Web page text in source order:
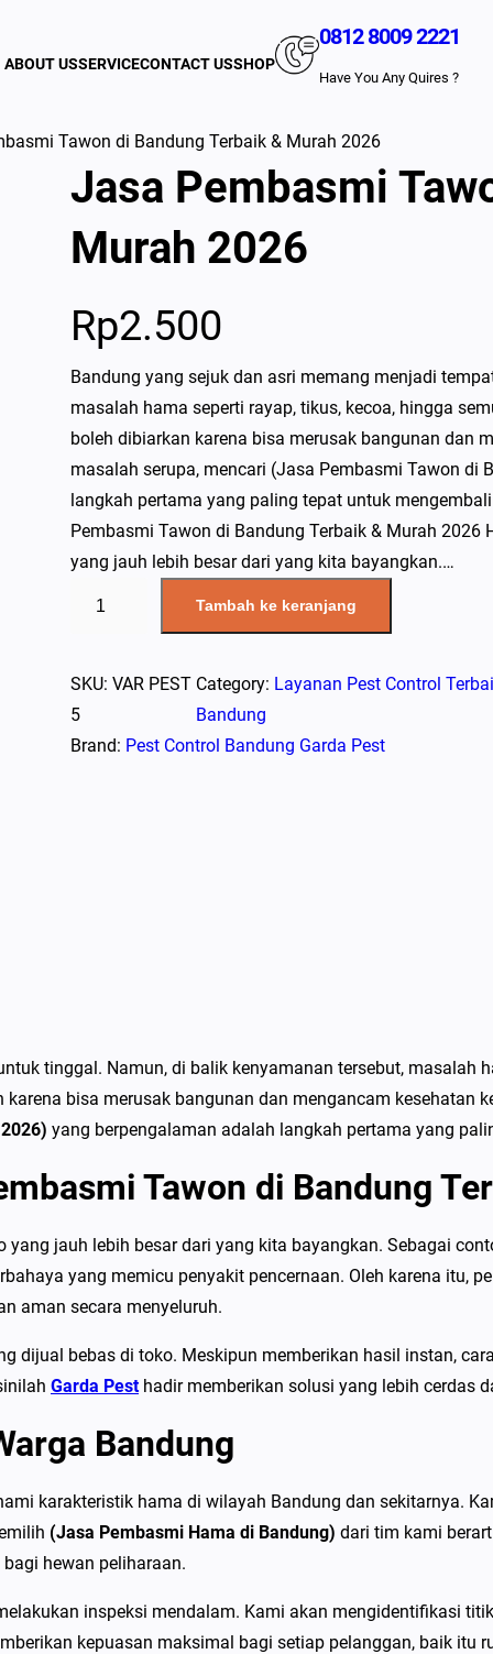
ABOUT USSERVICECONTACT USSHOP
0812 8009 2221
Have You Any Quires ?
Tawon di Bandung Terbaik & Murah 2026
Jasa Pembasmi
Murah 2026
Rp2.500
Bandung yang sejuk dan asri memang menjadi
masalah hama seperti rayap, tikus, kecoa, hingga
boleh dibiarkan karena bisa merusak bangunan dan
masalah serupa, mencari (Jasa Pembasmi Tawon di
langkah pertama yang paling tepat untuk
Pembasmi Tawon di Bandung Terbaik & Murah
yang jauh lebih besar dari yang kita bayangkan.…
n
t
i
b
m
T
a
w
n
d
B
n
g
Tambah ke keranjang
SKU: VAR PEST
5
Category: Layanan Pest Control
Bandung
Brand: Pest Control Bandung Garda Pest
tinggal. Namun, di balik kenyamanan tersebut, masalah
bisa merusak bangunan dan mengancam kesehatan
yang berpengalaman adalah langkah pertama yang
Tawon di Bandung
jauh lebih besar dari yang kita bayangkan. Sebagai
yang memicu penyakit pencernaan. Oleh karena itu,
aman secara menyeluruh.
dijual bebas di toko. Meskipun memberikan hasil instan,
Garda Pesthadir memberikan solusi yang lebih cerdas
Bandung
karakteristik hama di wilayah Bandung dan sekitarnya.
(Jasa Pembasmi Hama di Bandung) dari tim kami
hewan peliharaan.
inspeksi mendalam. Kami akan mengidentifikasi
kepuasan maksimal bagi setiap pelanggan, baik itu